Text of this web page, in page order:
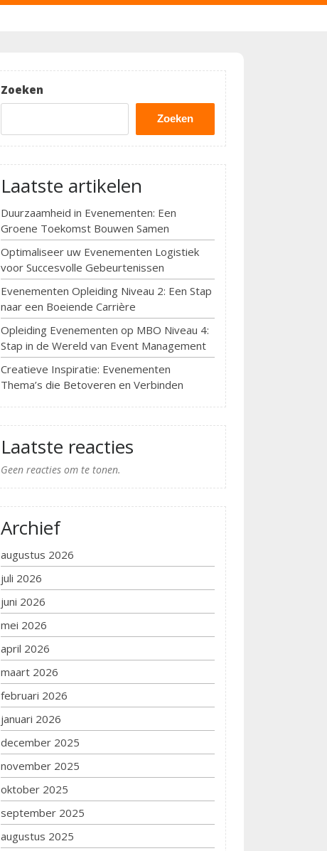
Zoeken
Zoeken
Laatste artikelen
Duurzaamheid in Evenementen: Een
Groene Toekomst Bouwen Samen
Optimaliseer uw Evenementen Logistiek
voor Succesvolle Gebeurtenissen
Evenementen Opleiding Niveau 2: Een Stap
naar een Boeiende Carrière
Opleiding Evenementen op MBO Niveau 4:
Stap in de Wereld van Event Management
Creatieve Inspiratie: Evenementen
Thema’s die Betoveren en Verbinden
Laatste reacties
Geen reacties om te tonen.
Archief
augustus 2026
juli 2026
juni 2026
mei 2026
april 2026
maart 2026
februari 2026
januari 2026
december 2025
november 2025
oktober 2025
september 2025
augustus 2025